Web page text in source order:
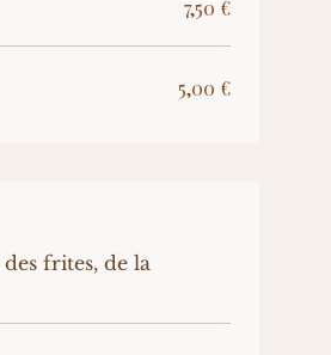
7,50 €
5,00 €
frites, de la